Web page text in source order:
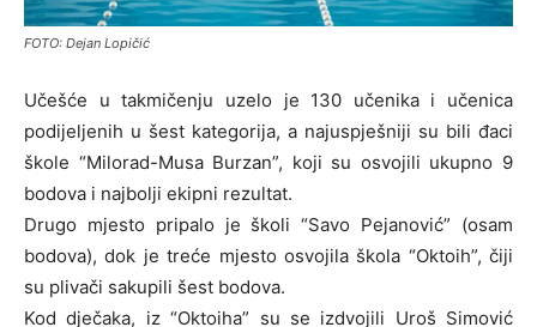
FOTO: Dejan Lopičić
Učešće u takmičenju uzelo je 130 učenika i učenica
podijeljenih u šest kategorija, a najuspješniji su bili đaci
škole “Milorad-Musa Burzan”, koji su osvojili ukupno 9
bodova i najbolji ekipni rezultat.
Drugo mjesto pripalo je školi “Savo Pejanović” (osam
bodova), dok je treće mjesto osvojila škola “Oktoih”, čiji
su plivači sakupili šest bodova.
Kod dječaka, iz “Oktoiha” su se izdvojili Uroš Simović